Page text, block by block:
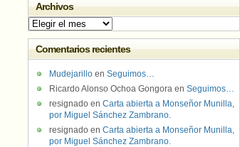
Archivos
Archivos
Comentarios recientes
Mudejarillo en Seguimos…
Ricardo Alonso Ochoa Gongora en Seguimos…
resignado en Carta abierta a Monseñor Munilla,
por Miguel Sánchez Zambrano.
resignado en Carta abierta a Monseñor Munilla,
por Miguel Sánchez Zambrano.